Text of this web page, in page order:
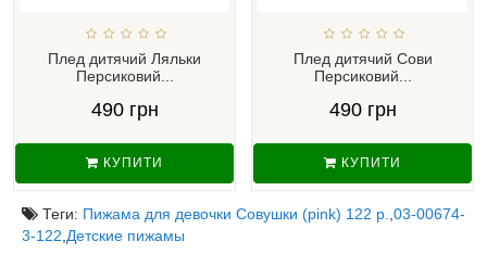
Плед дитячий Ляльки
Персиковий...
490 грн
КУПИТИ
Плед дитячий Сови
Персиковий...
490 грн
КУПИТИ
Теги: Пижама для девочки Совушки (pink) 122 р. 03-00674-
3-122 Детские пижамы